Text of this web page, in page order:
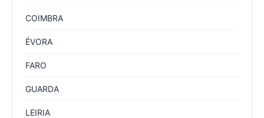
COIMBRA
ÉVORA
FARO
GUARDA
LEIRIA